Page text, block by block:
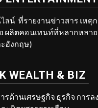
ลน์ ที่รายงานข่าวสาร เหตุ
ผลิตคอนเทนท์ที่หลากหลา
อังกฤษ)
WEALTH & BIZ
รด้านเศรษฐกิจ ธุรกิจ การล